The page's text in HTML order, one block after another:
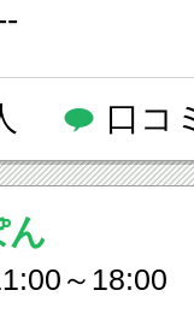
口コ
ん
～18:00